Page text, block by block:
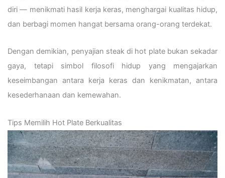
diri — menikmati hasil kerja keras, menghargai kualitas hidup,
dan berbagi momen hangat bersama orang-orang terdekat.
Dengan demikian, penyajian steak di hot plate bukan sekadar
gaya, tetapi simbol filosofi hidup yang mengajarkan
keseimbangan antara kerja keras dan kenikmatan, antara
kesederhanaan dan kemewahan.
Tips Memilih Hot Plate Berkualitas